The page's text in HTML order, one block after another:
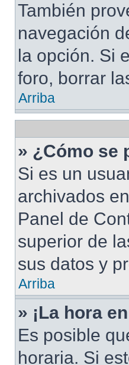
También
navegación
la opción. Si
foro, borrar
Arriba
» ¿Cómo se
Si es un
archivados
Panel de
superior de
sus datos y
Arriba
» ¡La hora
Es posible
horaria. Si